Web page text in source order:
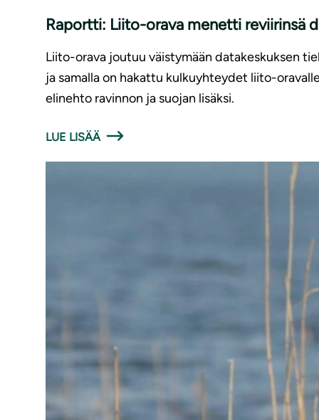
Raportti: Liito-orava menetti reviirinsä
Liito-orava joutuu väistymään datakeskuksen
ja samalla on hakattu kulkuyhteydet liito-
elinehto ravinnon ja suojan lisäksi.
LUE LISÄÄ